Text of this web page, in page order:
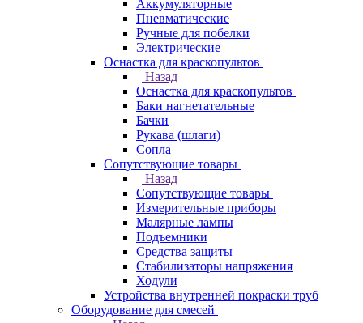
Аккумуляторные
Пневматические
Ручные для побелки
Электрические
Оснастка для краскопультов
Назад
Оснастка для краскопультов
Баки нагнетательные
Бачки
Рукава (шлаги)
Сопла
Сопутствующие товары
Назад
Сопутствующие товары
Измерительные приборы
Малярные лампы
Подъемники
Средства защиты
Стабилизаторы напряжения
Ходули
Устройства внутренней покраски труб
Оборудование для смесей